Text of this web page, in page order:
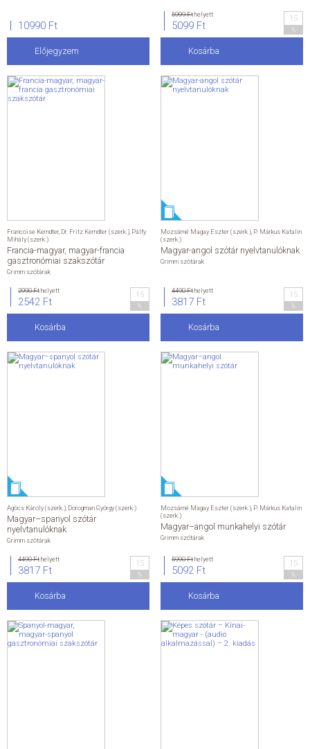
10990 Ft
Előjegyzem
5999 Fthelyett
5099 Ft
15
Kosárba
Francoise Kerndter, Dr. Fritz Kerndter (szerk.) Pálfy
Mihály (szerk.)
Francia-magyar, magyar-francia
gasztronómiai szakszótár
Grimm szótárak
2990 Fthelyett
2542 Ft
15
Kosárba
Mozsárné Magay Eszter (szerk.) P. Márkus Katalin
(szerk.)
Magyar-angol szótár nyelvtanulóknak
Grimm szótárak
4490 Fthelyett
3817 Ft
15
Kosárba
Agócs Károly (szerk.) Dorogman György (szerk.)
Magyar–spanyol szótár
nyelvtanulóknak
Grimm szótárak
4490 Fthelyett
3817 Ft
15
Kosárba
Mozsárné Magay Eszter (szerk.) P. Márkus Katalin
(szerk.)
Magyar–angol munkahelyi szótár
Grimm szótárak
5990 Fthelyett
5092 Ft
15
Kosárba